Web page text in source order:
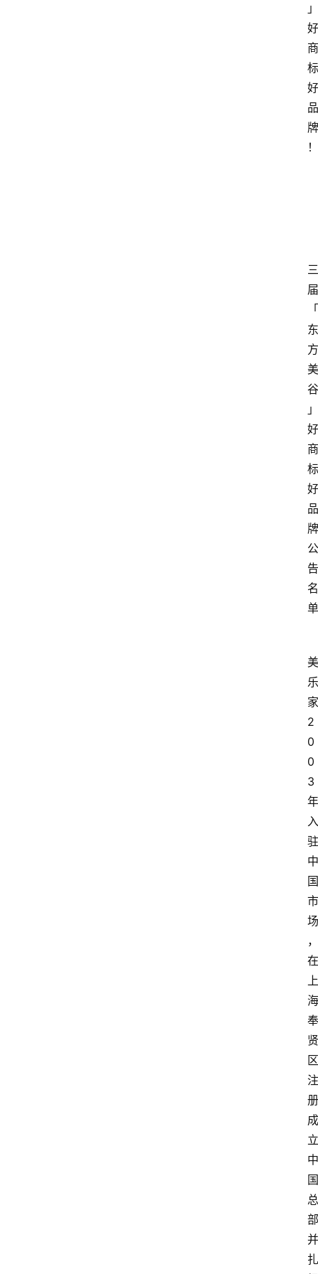
」
好
商
标
好
品
牌
！
三
届
「
东
方
美
谷
」
好
商
标
好
品
牌
公
告
名
单
美
乐
家
2
0
0
3
年
入
驻
中
国
市
场
，
在
上
海
奉
贤
区
注
册
成
立
中
国
总
部
并
扎